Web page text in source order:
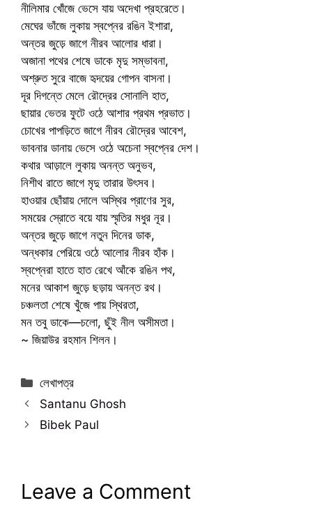
নীলিমার খোঁজে ভেসে যায় অদেখা প্রহরেতে।
মেঘের ভাঁজে লুকায় স্বপ্নের রঙিন ইশারা,
অন্তর জুড়ে জাগে নীরব আলোর ধারা।
অজানা পথের শেষে ডাকে মৃদু সম্ভাবনা,
অশ্রুত সুরে বাজে হৃদয়ের গোপন বাসনা।
দূর দিগন্তে মেলে রৌদ্রের সোনালি হাত,
ছায়ার ভেতর ফুটে ওঠে আশার প্রথম প্রভাত।
চোখের পাপড়িতে জাগে নীরব রৌদ্রের আবেশ,
ভাবনার ডানায় ভেসে ওঠে অচেনা স্বপ্নের দেশ।
কথার আড়ালে লুকায় অনন্ত অনুভব,
নিশীথ রাতে জাগে মৃদু তারার উৎসব।
হাওয়ার ছোঁয়ায় দোলে অস্থির প্রাণের সুর,
সময়ের স্রোতে বয়ে যায় স্মৃতির মধুর নূর।
অন্তর জুড়ে জাগে নতুন দিনের ডাক,
অন্ধকার পেরিয়ে ওঠে আলোর নীরব হাঁক।
স্বপ্নেরা হাতে হাত রেখে আঁকে রঙিন পথ,
মনের আকাশ জুড়ে ছড়ায় অনন্ত রথ।
চঞ্চলতা শেষে খুঁজে পায় স্থিরতা,
মন তবু ডাকে—চলো, ছুঁই নীল অসীমতা।
~ জিয়াউর রহমান শিলন।
Categories
লেখাপত্র
Santanu Ghosh
Bibek Paul
Leave a Comment